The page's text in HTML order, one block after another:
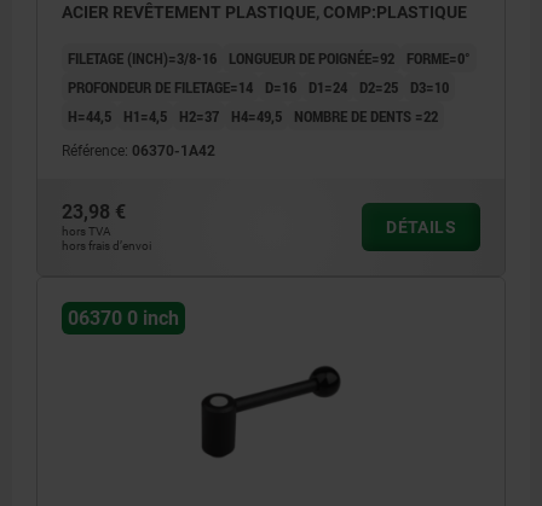
ACIER REVÊTEMENT PLASTIQUE, COMP:PLASTIQUE
FILETAGE (INCH)=3/8-16 LONGUEUR DE POIGNÉE=92
FORME=0°
PROFONDEUR DE FILETAGE=14
D=16 D1=24 D2=25
D3=10
H=44,5
H1=4,5 H2=37 H4=49,5 NOMBRE DE DENTS =22
Référence: 06370-1A42
23,98 €
hors TVA
hors frais d’envoi
DÉTAILS
06370 0 inch